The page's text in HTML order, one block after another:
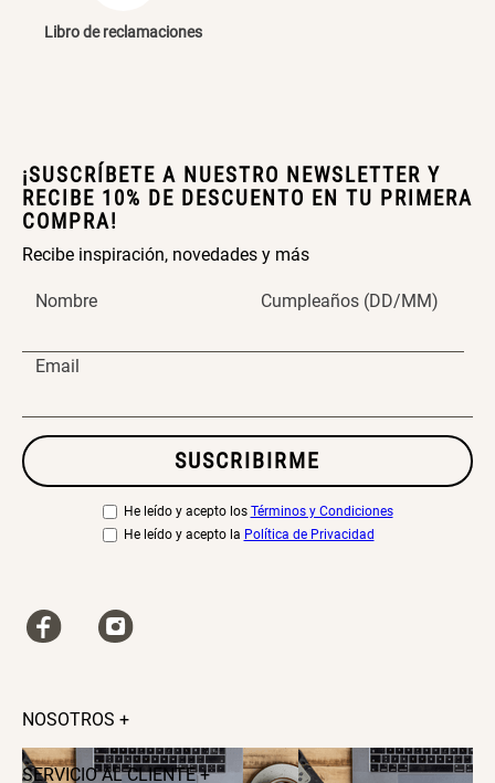
Libro de reclamaciones
¡SUSCRÍBETE A NUESTRO NEWSLETTER Y
RECIBE 10% DE DESCUENTO EN TU PRIMERA
COMPRA!
Recibe inspiración, novedades y más
Nombre Cumpleaños (DD/MM)
Email
SUSCRIBIRME
He leído y acepto los Términos y Condiciones
He leído y acepto la Política de Privacidad
NOSOTROS +
SERVICIO AL CLIENTE+